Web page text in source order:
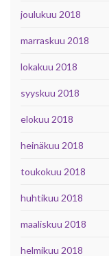
joulukuu 2018
marraskuu 2018
lokakuu 2018
syyskuu 2018
elokuu 2018
heinäkuu 2018
toukokuu 2018
huhtikuu 2018
maaliskuu 2018
helmikuu 2018